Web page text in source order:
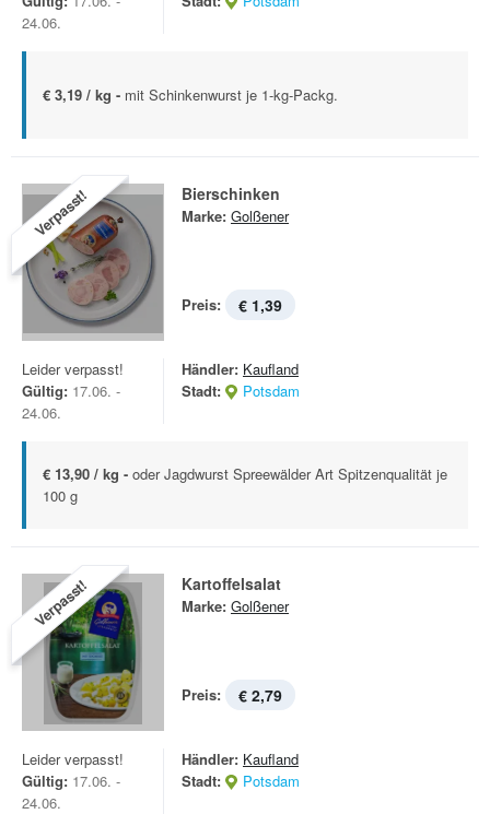
24.06.
€ 3,19 / kg - mit Schinkenwurst je 1-kg-Packg.
Verpasst! Bierschinken
Marke: Golßener
Preis: € 1,39
Leider verpasst!
Gültig: 17.06. -
24.06.
Händler: Kaufland
Stadt:
Potsdam
€ 13,90 / kg - oder Jagdwurst Spreewälder Art Spitzenqualität je
100 g
Verpasst! Kartoffelsalat
Marke: Golßener
Preis: € 2,79
Leider verpasst!
Gültig: 17.06. -
24.06.
Händler: Kaufland
Stadt:
Potsdam